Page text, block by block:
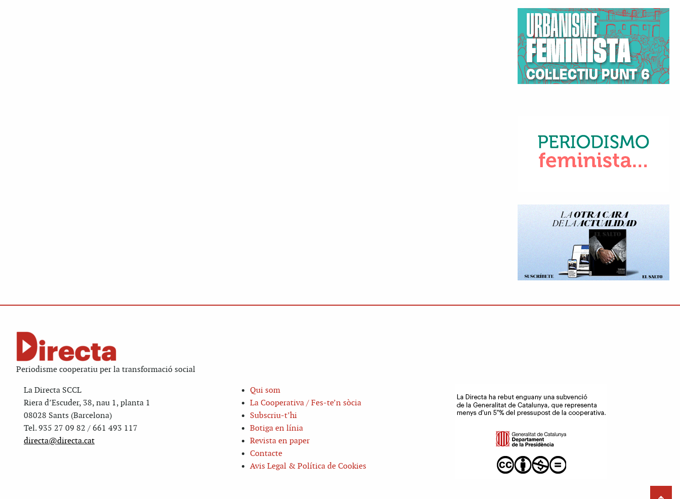
Periodisme cooperatiu per la transformació social
La Directa SCCL
Riera d’Escuder, 38, nau 1, planta 1
08028 Sants (Barcelona)
Tel. 935 27 09 82 / 661 493 117
directa@directa.cat
Qui som
La Cooperativa / Fes-te’n sòcia
Subscriu-t’hi
Botiga en línia
Revista en paper
Contacte
Avis Legal & Política de Cookies